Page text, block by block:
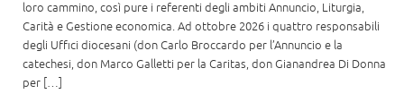
loro cammino, così pure i referenti degli ambiti Annuncio, Liturgia,
Carità e Gestione economica. Ad ottobre 2026 i quattro responsabili
degli Uffici diocesani (don Carlo Broccardo per l’Annuncio e la
catechesi, don Marco Galletti per la Caritas, don Gianandrea Di Donna
per […]